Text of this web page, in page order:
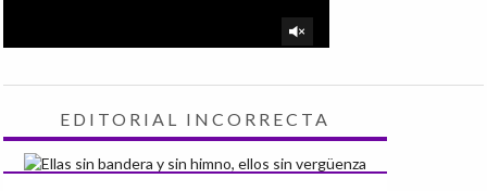
EDITORIAL INCORRECTA